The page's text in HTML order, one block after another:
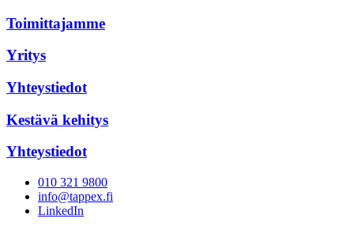
Toimittajamme
Yritys
Yhteystiedot
Kestävä kehitys
Yhteystiedot
010 321 9800
info@tappex.fi
LinkedIn